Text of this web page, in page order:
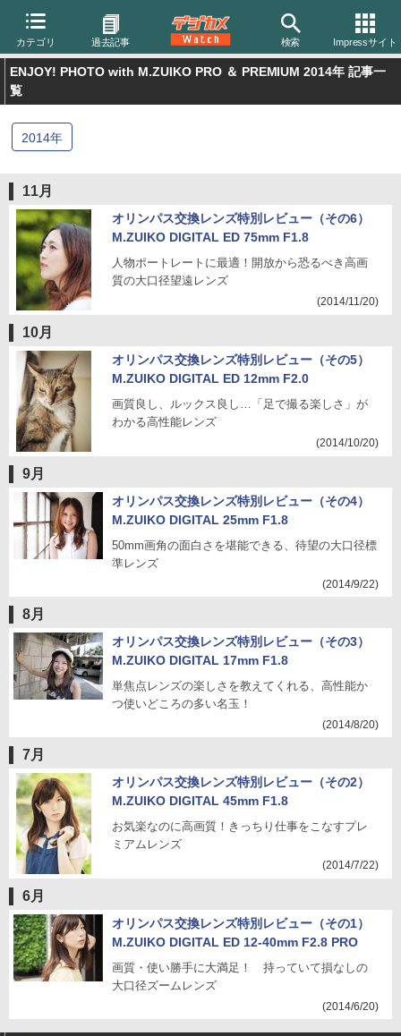
カテゴリ 過去記事 検索 Impressサイト
ENJOY! PHOTO with M.ZUIKO PRO ＆ PREMIUM 2014年 記事一
覧
2014年
11月
オリンパス交換レンズ特別レビュー（その6）
M.ZUIKO DIGITAL ED 75mm F1.8
人物ポートレートに最適！開放から恐るべき高画
質の大口径望遠レンズ
(2014/11/20)
10月
オリンパス交換レンズ特別レビュー（その5）
M.ZUIKO DIGITAL ED 12mm F2.0
画質良し、ルックス良し…「足で撮る楽しさ」が
わかる高性能レンズ
(2014/10/20)
9月
オリンパス交換レンズ特別レビュー（その4）
M.ZUIKO DIGITAL 25mm F1.8
50mm画角の面白さを堪能できる、待望の大口径標
準レンズ
(2014/9/22)
8月
オリンパス交換レンズ特別レビュー（その3）
M.ZUIKO DIGITAL 17mm F1.8
単焦点レンズの楽しさを教えてくれる、高性能か
つ使いどころの多い名玉！
(2014/8/20)
7月
オリンパス交換レンズ特別レビュー（その2）
M.ZUIKO DIGITAL 45mm F1.8
お気楽なのに高画質！きっちり仕事をこなすプレ
ミアムレンズ
(2014/7/22)
6月
オリンパス交換レンズ特別レビュー（その1）
M.ZUIKO DIGITAL ED 12-40mm F2.8 PRO
画質・使い勝手に大満足！ 持っていて損なしの
大口径ズームレンズ
(2014/6/20)